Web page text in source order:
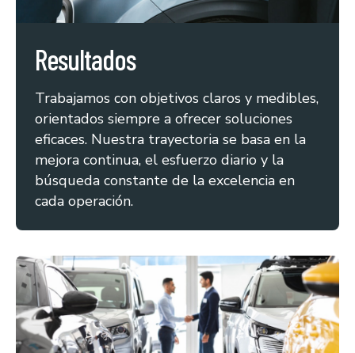
Resultados
Trabajamos con objetivos claros y medibles,
orientados siempre a ofrecer soluciones
eficaces. Nuestra trayectoria se basa en la
mejora continua, el esfuerzo diario y la
búsqueda constante de la excelencia en
cada operación.